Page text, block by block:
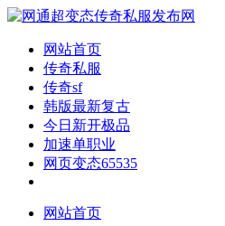
网站首页
传奇私服
传奇sf
韩版最新复古
今日新开极品
加速单职业
网页变态65535
网站首页